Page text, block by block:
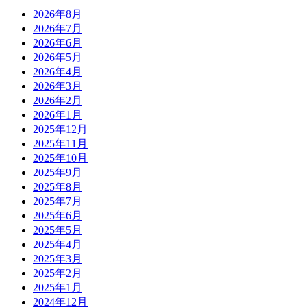
2026年8月
2026年7月
2026年6月
2026年5月
2026年4月
2026年3月
2026年2月
2026年1月
2025年12月
2025年11月
2025年10月
2025年9月
2025年8月
2025年7月
2025年6月
2025年5月
2025年4月
2025年3月
2025年2月
2025年1月
2024年12月